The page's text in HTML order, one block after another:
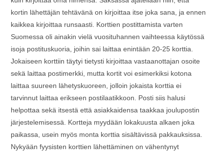
kortin lähettäjän tehtävänä on kirjoittaa itse joka sana, ja ennen
kaikkea kirjoittaa runsaasti. Korttien postittamista varten
Suomessa oli ainakin vielä vuosituhannen vaihteessa käytössä
isoja postituskuoria, joihin sai laittaa enintään 20-25 korttia.
Jokaiseen korttiin täytyi tietysti kirjoittaa vastaanottajan osoite
sekä laittaa postimerkki, mutta kortit voi esimerkiksi kotona
laittaa suureen lähetyskuoreen, jolloin jokaista korttia ei
tarvinnut laittaa erikseen postilaatikkoon. Posti siis halusi
helpottaa sekä itsestä että asiakkaidensa taakkaa joulupostin
järjestelemisessä. Kortteja myydään lokakuusta alkaen joka
paikassa, usein myös monta korttia sisältävissä pakkauksissa.
Nykyään fyysisten korttien lähettäminen on vähentynyt